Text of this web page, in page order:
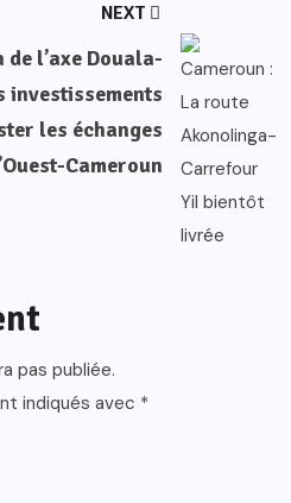
NEXT
l’axe Douala-
investissements
les échanges
Cameroun
pas publiée.
indiqués avec *